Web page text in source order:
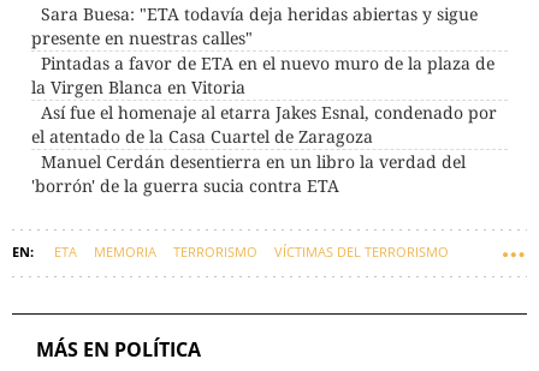
Sara Buesa: "ETA todavía deja heridas abiertas y sigue
presente en nuestras calles"
Pintadas a favor de ETA en el nuevo muro de la plaza de
la Virgen Blanca en Vitoria
Así fue el homenaje al etarra Jakes Esnal, condenado por
el atentado de la Casa Cuartel de Zaragoza
Manuel Cerdán desentierra en un libro la verdad del
'borrón' de la guerra sucia contra ETA
ETA MEMORIA TERRORISMO VÍCTIMAS DEL TERRORISMO
MÁS EN POLÍTICA